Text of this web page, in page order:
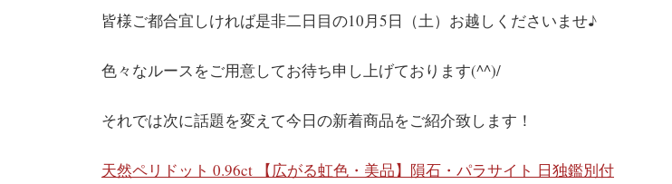
皆様ご都合宜しければ是非二日目の10月5日（土）お越しくださいませ♪
色々なルースをご用意してお待ち申し上げております(^^)/
それでは次に話題を変えて今日の新着商品をご紹介致します！
天然ペリドット 0.96ct 【広がる虹色・美品】隕石・パラサイト 日独鑑別付